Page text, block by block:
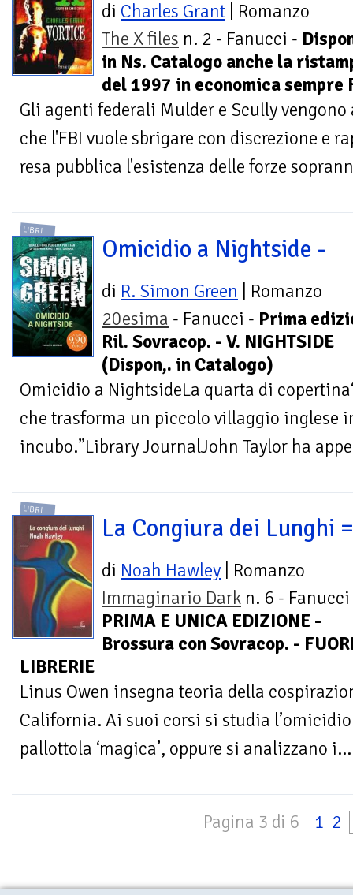
di Charles Grant | Romanzo
The X files n. 2 - Fanucci -
in Ns. Catalogo anche la
del 1997 in economica sempre
Gli agenti federali Mulder e Scully
che l'FBI vuole sbrigare con discrezione e
resa pubblica l'esistenza delle forze
LIBRI
Omicidio a Nightside -
di R. Simon Green | Romanzo
20esima - Fanucci - Prima
Ril. Sovracop. - V. NIGHTSIDE
(Dispon,. in Catalogo)
Omicidio a NightsideLa quarta di
che trasforma un piccolo villaggio inglese
incubo.”Library JournalJohn Taylor ha
LIBRI
La Congiura dei Lunghi =
di Noah Hawley | Romanzo
Immaginario Dark n. 6 -
PRIMA E UNICA EDIZIONE -
Brossura con Sovracop. -
LIBRERIE
Linus Owen insegna teoria della
California. Ai suoi corsi si studia
pallottola ‘magica’, oppure si analizzano i...
Pagina 3 di 6 1 2